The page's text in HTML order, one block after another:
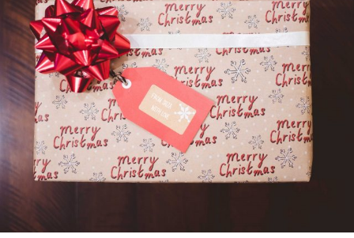
HOME
ONZE VILLAS
2/3 SLAAPKAMERS
4 SLAAPKAMERS
5 SLAAPKAMERS